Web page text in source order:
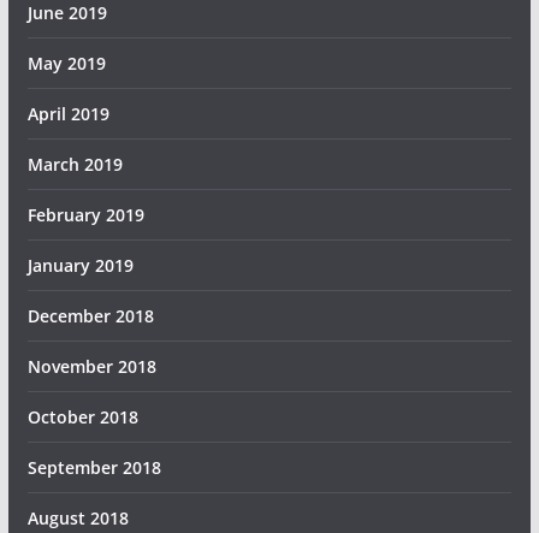
June 2019
May 2019
April 2019
March 2019
February 2019
January 2019
December 2018
November 2018
October 2018
September 2018
August 2018